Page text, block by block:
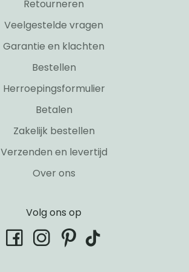
Retourneren
Veelgestelde vragen
Garantie en klachten
Bestellen
Herroepingsformulier
Betalen
Zakelijk bestellen
Verzenden en levertijd
Over ons
Volg ons op
facebookinstagram
pinterest
tiktok